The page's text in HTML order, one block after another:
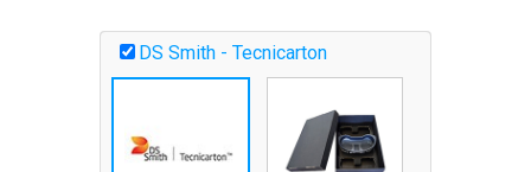
DS Smith - Tecnicarton